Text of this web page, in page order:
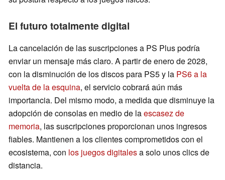
El futuro totalmente digital
La cancelación de las suscripciones a PS Plus podría
enviar un mensaje más claro. A partir de enero de 2028,
con la disminución de los discos para PS5 y la PS6 a la
vuelta de la esquina, el servicio cobrará aún más
importancia. Del mismo modo, a medida que disminuye la
adopción de consolas en medio de laescasez de
memoria, las suscripciones proporcionan unos ingresos
fiables. Mantienen a los clientes comprometidos con el
ecosistema, con los juegos digitalesa solo unos clics de
distancia.